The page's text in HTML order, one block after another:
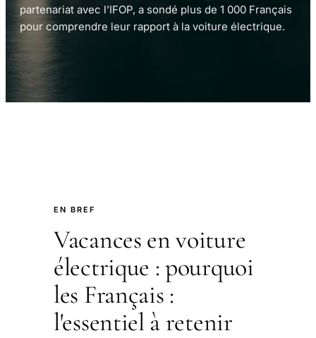
partenariat avec l’IFOP, a sondé plus de 1 000 Français
pour comprendre leur rapport à la voiture électrique.
EN BREF
Vacances en voiture
électrique : pourquoi
les Français :
l'essentiel à retenir